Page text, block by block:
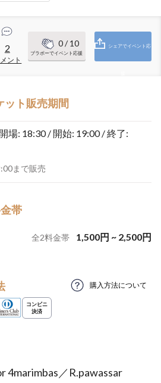
2
ント
0/ 10
ブラボーでイベント応援
シェアでイベント応
ット販売期間
開場: 18:30 / 開始: 19:00 / 終了:
まで販売
帯
全2料金帯 1,500円 ~ 2,500円
購入方法について
4marimbas／R.pawassar